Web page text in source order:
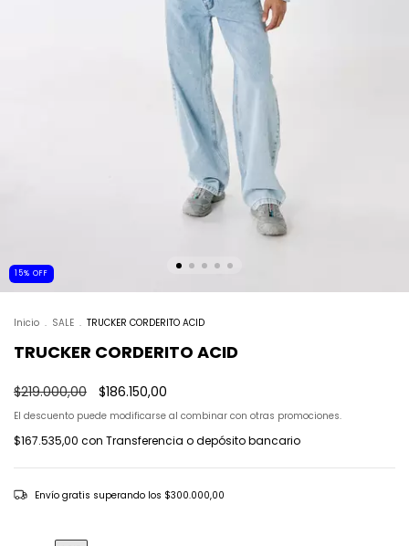
15% OFF
Inicio . SALE . TRUCKER CORDERITO ACID
TRUCKER CORDERITO ACID
$219.000,00 $186.150,00
El descuento puede modificarse al combinar con otras promociones.
$167.535,00 con Transferencia o depósito bancario
Envío gratis superando los $300.000,00